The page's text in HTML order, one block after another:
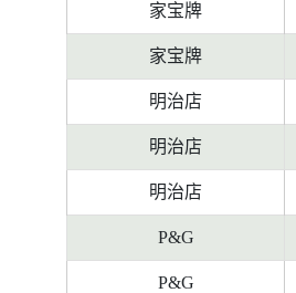
家宝牌
家宝牌
明治店
明治店
明治店
P&G
P&G